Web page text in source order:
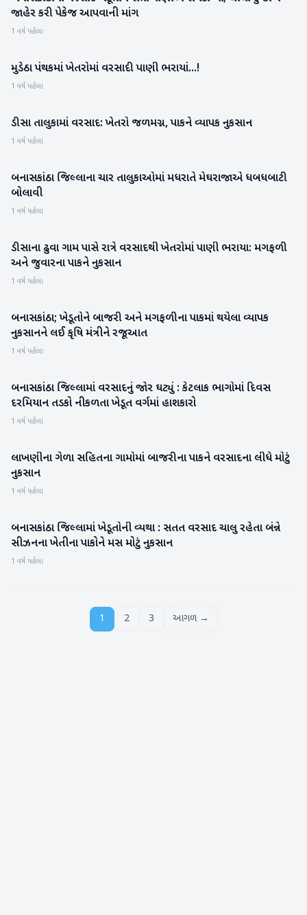
જાહેર કરી પેકેજ આપવાની માંગ
1 વર્ષ પહેલા
બનાસકાંઠા
મુડેઠા પંથકમાં ખેતરોમાં વરસાદી પાણી ભરાયાં...!
1 વર્ષ પહેલા
બનાસકાંઠા
ડીસા તાલુકામાં વરસાદ: ખેતરો જળમગ્ન, પાકને વ્યાપક નુકસાન
1 વર્ષ પહેલા
બનાસકાંઠા
બનાસકાંઠા જિલ્લાના ચાર તાલુકાઓમાં મધરાતે મેઘરાજાએ ધબધબાટી
બોલાવી
1 વર્ષ પહેલા
બનાસકાંઠા
ડીસાના ઢુવા ગામ પાસે રાત્રે વરસાદથી ખેતરોમાં પાણી ભરાયા: મગફળી
અને જુવારના પાકને નુકસાન
1 વર્ષ પહેલા
બનાસકાંઠા
બનાસકાંઠા; ખેડૂતોને બાજરી અને મગફળીના પાકમાં થયેલા વ્યાપક
નુકસાનને લઈ કૃષિ મંત્રીને રજૂઆત
1 વર્ષ પહેલા
બનાસકાંઠા
બનાસકાંઠા જિલ્લામાં વરસાદનું જોર ઘટ્યું : કેટલાક ભાગોમાં દિવસ
દરમિયાન તડકો નીકળતા ખેડૂત વર્ગમાં હાશકારો
1 વર્ષ પહેલા
બનાસકાંઠા
લાખણીના ગેળા સહિતના ગામોમાં બાજરીના પાકને વરસાદના લીધે મોટું
નુકસાન
1 વર્ષ પહેલા
બનાસકાંઠા
બનાસકાંઠા જિલ્લામાં ખેડૂતોની વ્યથા : સતત વરસાદ ચાલુ રહેતા બંન્ને
સીઝનના ખેતીના પાકોને મસ મોટું નુકસાન
1 વર્ષ પહેલા
1 2 3 આગળ →